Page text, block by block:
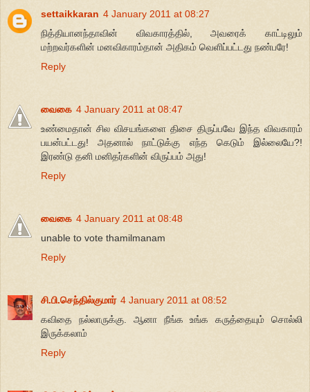
settaikkaran 4 January 2011 at 08:27
நித்தியானந்தாவின் விவகாரத்தில், அவரைக் காட்டிலும்
மற்றவர்களின் மனவிகாரம்தான் அதிகம் வெளிப்பட்டது நண்பரே!
Reply
வைகை 4 January 2011 at 08:47
உண்மைதான் சில விசயங்களை திசை திருப்பவே இந்த விவகாரம்
பயன்பட்டது! அதனால் நாட்டுக்கு எந்த கெடும் இல்லையே?!
இரண்டு தனி மனிதர்களின் விருப்பம் அது!
Reply
வைகை 4 January 2011 at 08:48
unable to vote thamilmanam
Reply
சி.பி.செந்தில்குமார் 4 January 2011 at 08:52
கவிதை நல்லாருக்கு. ஆனா நீங்க உங்க கருத்தையும் சொல்லி
இருக்கலாம்
Reply